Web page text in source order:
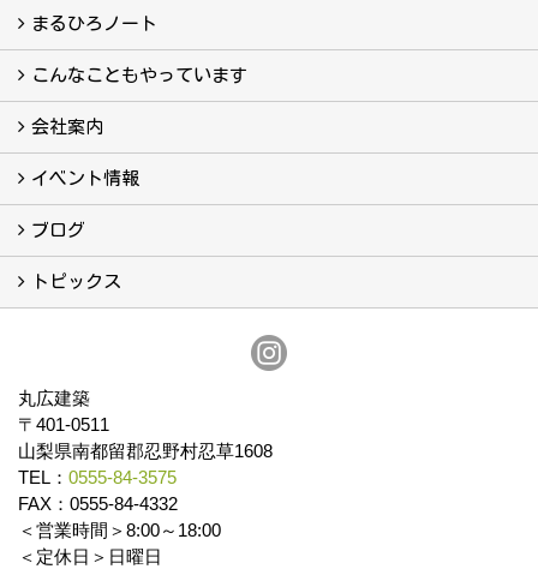
フォトギャラリー
現場レポート
完工事例
お客様の声
まるひろノート
真っ直ぐの家づくり
自慢の大工たち
こだわりの自然素材
快適な家のエッセンス
注文住宅ができるまで
こんなこともやっています
こんなこともやっています
会社案内
会社案内
まるひろの人
スタッフ紹介
プライバシーポリシー
イベント情報
イベント予告
イベント報告
ブログ
ブログ
トピックス
丸広建築
〒401-0511
山梨県南都留郡忍野村忍草1608
TEL： 0555-84-3575
FAX：0555-84-4332
＜営業時間＞8:00～18:00
＜定休日＞日曜日